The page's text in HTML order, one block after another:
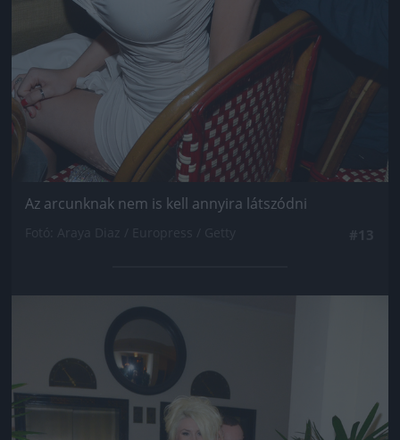
Az arcunknak nem is kell annyira látszódni
Jön még kép!